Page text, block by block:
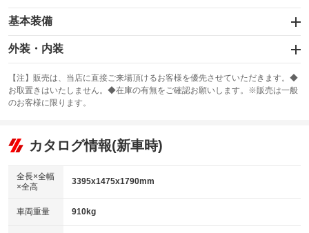
基本装備
エアバッグ：運転席/助手席/サイド
：装備あり
：装備あり
サンルーフ
：装備なし ABS
リフトアップ
：装備なし
：装備なし
パワーウィンドウ
アイドリングストップ
：装備なし
外装・内装
カーナビ：メモリーナビ他
：装備あり
TV：フルセグ
：装備あり
ビジュアル
：装備なし
：装備なし
革シート
キーレス
【注】販売は、当店に直接ご来場頂けるお客様を優先させていただきます。◆
お取置きはいたしません。◆在庫の有無をご確認お願いします。※販売は一般
のお客様に限ります。
カタログ情報(新車時)
全長×全幅
×全高
3395x1475x1790mm
車両重量 910kg